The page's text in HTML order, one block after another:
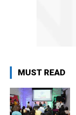
MUST READ